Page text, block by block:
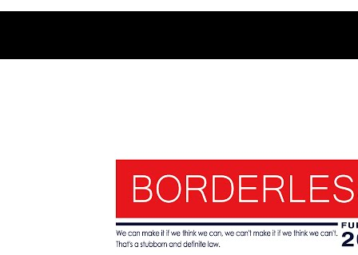
福岡市博多区築港本町13-6
ベイサイドプレイス博多C 棟3F